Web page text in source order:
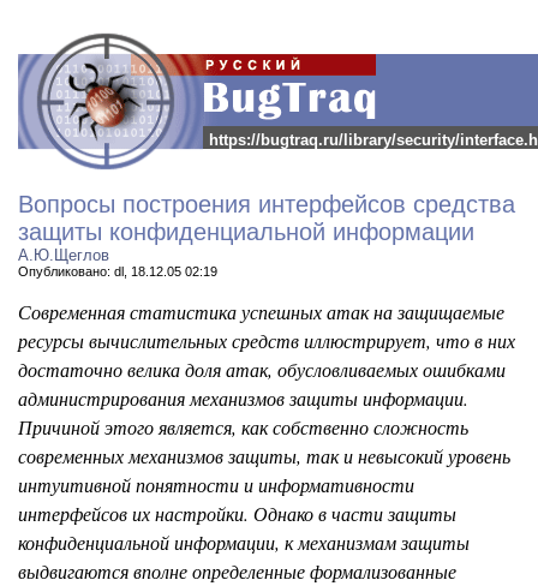
https://bugtraq.ru/library/security/
Вопросы построения интерфейсов средства
защиты конфиденциальной информации
А.Ю.Щеглов
Опубликовано: dl, 18.12.05 02:19
Современная статистика успешных атак на защищаемые
ресурсы вычислительных средств иллюстрирует, что в них
достаточно велика доля атак, обусловливаемых ошибками
администрирования механизмов защиты информации.
Причиной этого является, как собственно сложность
современных механизмов защиты, так и невысокий уровень
интуитивной понятности и информативности
интерфейсов их настройки. Однако в части защиты
конфиденциальной информации, к механизмам защиты
выдвигаются вполне определенные формализованные